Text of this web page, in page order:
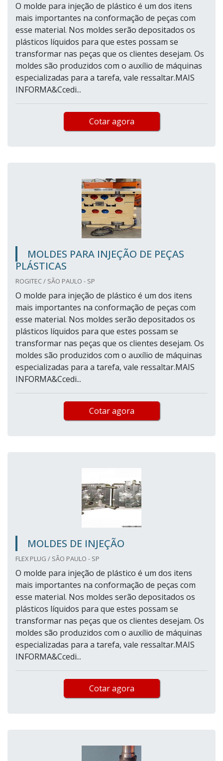
O molde para injeção de plástico é um dos itens
mais importantes na conformação de peças com
esse material. Nos moldes serão depositados os
plásticos líquidos para que estes possam se
transformar nas peças que os clientes desejam. Os
moldes são produzidos com o auxílio de máquinas
especializadas para a tarefa, vale ressaltar.MAIS
INFORMA&Ccedi...
Cotar agora
MOLDES PARA INJEÇÃO DE PEÇAS
PLÁSTICAS
ROGITEC / SÃO PAULO - SP
O molde para injeção de plástico é um dos itens
mais importantes na conformação de peças com
esse material. Nos moldes serão depositados os
plásticos líquidos para que estes possam se
transformar nas peças que os clientes desejam. Os
moldes são produzidos com o auxílio de máquinas
especializadas para a tarefa, vale ressaltar.MAIS
INFORMA&Ccedi...
Cotar agora
MOLDES DE INJEÇÃO
FLEX PLUG / SÃO PAULO - SP
O molde para injeção de plástico é um dos itens
mais importantes na conformação de peças com
esse material. Nos moldes serão depositados os
plásticos líquidos para que estes possam se
transformar nas peças que os clientes desejam. Os
moldes são produzidos com o auxílio de máquinas
especializadas para a tarefa, vale ressaltar.MAIS
INFORMA&Ccedi...
Cotar agora